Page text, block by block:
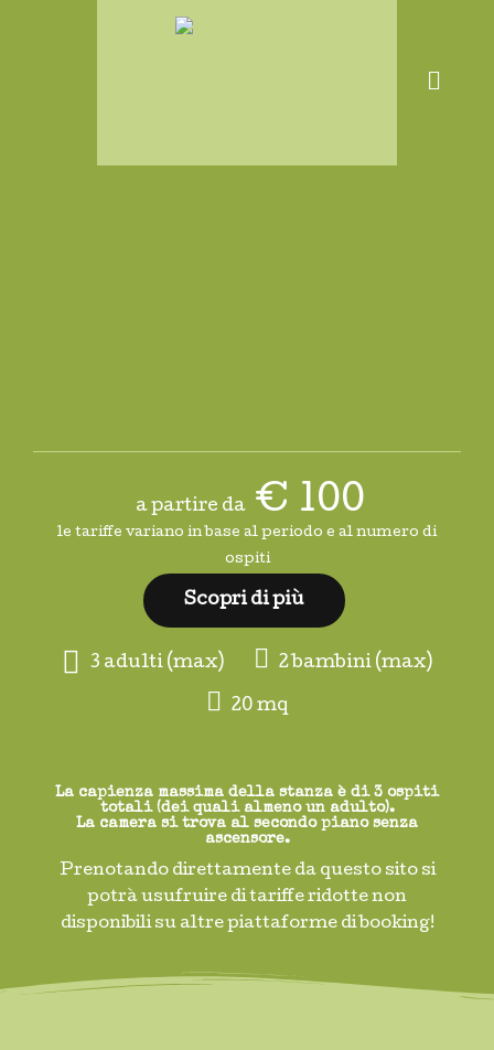
€ 100
le tariffe variano in base al periodo e al numero di
ospiti
Scopri di più
3 adulti (max) 2 bambini (max)
20 mq
La capienza massima della stanza è di 3 ospiti
totali (dei quali almeno un adulto).
La camera si trova al secondo piano senza
ascensore.
Prenotando direttamente da questo sito si
potrà usufruire di tariffe ridotte non
disponibili su altre piattaforme di booking!